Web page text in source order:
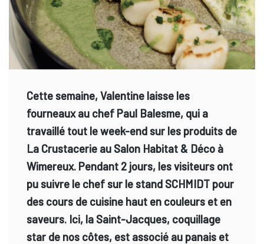
Cette semaine, Valentine laisse les
fourneaux au chef Paul Balesme, qui a
travaillé tout le week-end sur les produits de
La Crustacerie au Salon Habitat & Déco à
Wimereux. Pendant 2 jours, les visiteurs ont
pu suivre le chef sur le stand SCHMIDT pour
des cours de cuisine haut en couleurs et en
saveurs. Ici, la Saint-Jacques, coquillage
star de nos côtes, est associé au panais et